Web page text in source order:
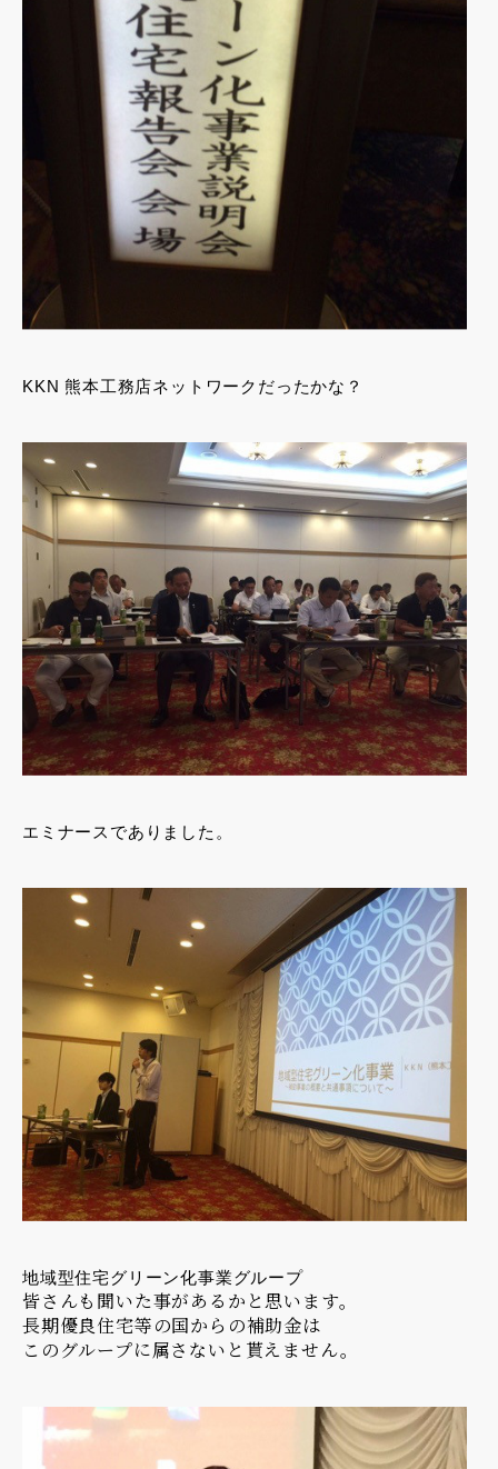
KKN 熊本工務店ネットワークだったかな？
エミナースでありました。
地域型住宅グリーン化事業グループ
皆さんも聞いた事があるかと思います。
長期優良住宅等の国からの補助金は
このグループに属さないと貰えません。